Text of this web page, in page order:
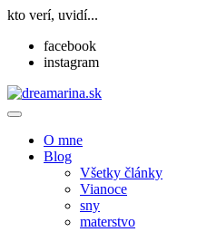
kto verí, uvidí...
facebook
instagram
O mne
Blog
Všetky články
Vianoce
sny
materstvo